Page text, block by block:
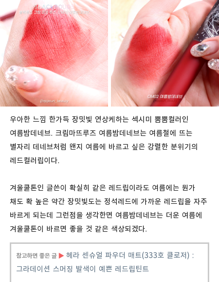
우아한 느낌 한가득 장밋빛 연상케하는 섹시미 뿜뿜컬러인
여름밤데네브. 크림마뜨루즈 여름밤데네브는 여름철에 뜨는
별자리 데네브처럼 왠지 여름에 바르고 싶은 강렬한 분위기의
레드컬러립이다.
겨울쿨톤인 글쓴이 확실히 같은 레드립이라도 여름에는 뭔가
채도 확 높은 약간 장밋빛도는 정석레드에 가까운 레드립을 자주
바르게 되는데 그런점을 생각한면 여름밤데네브는 더운 여름에
겨울쿨톤이 바르면 좋을 것 같은 색상되겠다.
참고하면 좋은 글 ▶ 헤라 센슈얼 파우더 매트(333호 클로저) :
그라데이션 스머징 발색이 예쁜 레드립틴트